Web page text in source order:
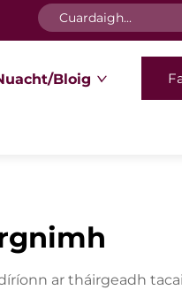
Bloig
ar tháirgeadh